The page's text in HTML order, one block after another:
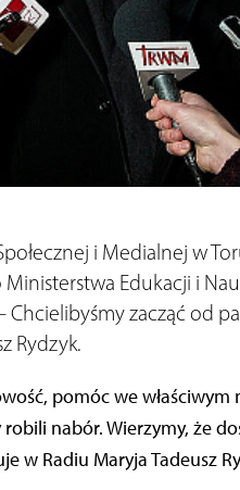
i Medialnej w
Edukacji i
Chcielibyśmy zacząć od
Rydzyk.
pomóc we
nabór. Wierzymy, że
w Radiu Maryja Tadeusz